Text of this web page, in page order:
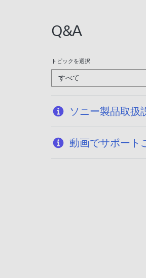
Q&A
トピックを選択
すべて
ソニー製品取扱
動画でサポート